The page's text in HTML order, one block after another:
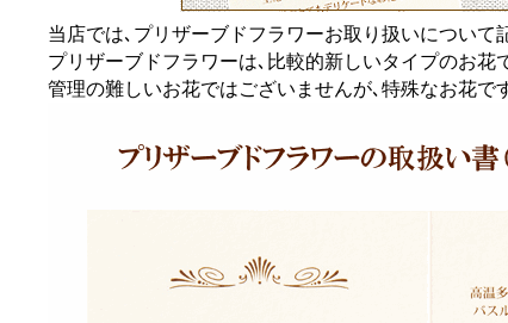
当店では､プリザーブドフラワーお取り扱いについ
プリザーブドフラワーは､比較的新しいタイプのお
管理の難しいお花ではございませんが､特殊なお花で